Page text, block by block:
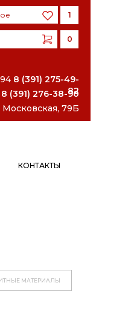
1
0
8 (391) 275-49-
82
8 (391) 276-38-90
79Б
КОНТАКТЫ
МАТЕРИАЛЫ